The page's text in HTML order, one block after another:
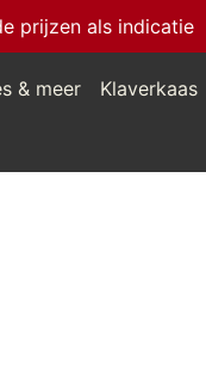
prijzen als indicatie
& meer
Klaverkaas